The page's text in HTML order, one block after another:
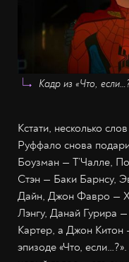
Кадр из «Что,
Кстати, несколько
Руффало снова
Боузман — Т’Чалле,
Стэн — Баки Барнсу,
Дайн, Джон Фавро —
Лэнгу, Данай
Картер, а Джон Китон
эпизоде «Что,